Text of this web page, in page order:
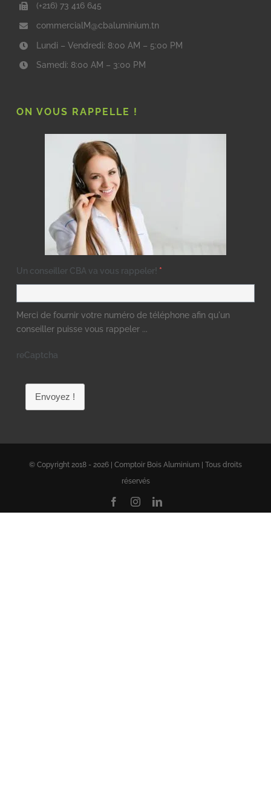
(+216) 73 416 645
commercialM@cbaluminium.tn
Lundi – Vendredi: 8:00 AM – 5:00 PM
Samedi: 8:00 AM – 3:00 PM
ON VOUS RAPPELLE !
Un conseiller CBA va vous rappeler! *
Merci de fournir votre numéro de téléphone afin qu'un
conseiller puisse vous rappeler ...
reCaptcha
Envoyez !
© Copyright 2018 - 2026 | Comptoir Bois Aluminium | Tous droits
réservés